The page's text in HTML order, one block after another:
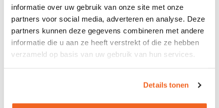
informatie over uw gebruik van onze site met onze
partners voor social media, adverteren en analyse. Deze
partners kunnen deze gegevens combineren met andere
informatie die u aan ze heeft verstrekt of die ze hebben
verzameld op basis van uw gebruik van hun services.
Details tonen
De 140cm brede akoestische scheidingswand Modus
compleet gestoffeerd en aan de binnenzijde voorzien van
akoestisch schuim. Hierdoor helpt de scheidingswand de
galm binnen uw (kantoor)ruimte te verminderen. De
meegeleverde beugels dienen aan de onderkant van het
klem waardoor de wand eenvoudig in hoogte te verstellen
met ons op! Houd rekening met ruimte voor de